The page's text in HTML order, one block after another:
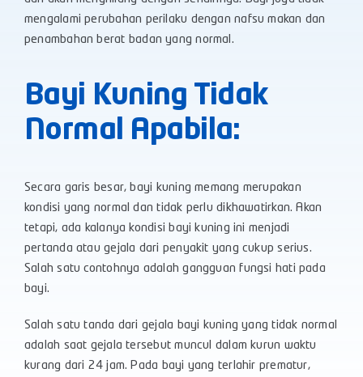
mengalami perubahan perilaku dengan nafsu makan dan
penambahan berat badan yang normal.
Bayi Kuning Tidak
Normal Apabila:
Secara garis besar, bayi kuning memang merupakan
kondisi yang normal dan tidak perlu dikhawatirkan. Akan
tetapi, ada kalanya kondisi bayi kuning ini menjadi
pertanda atau gejala dari penyakit yang cukup serius.
Salah satu contohnya adalah gangguan fungsi hati pada
bayi.
Salah satu tanda dari gejala bayi kuning yang tidak normal
adalah saat gejala tersebut muncul dalam kurun waktu
kurang dari 24 jam. Pada bayi yang terlahir prematur,